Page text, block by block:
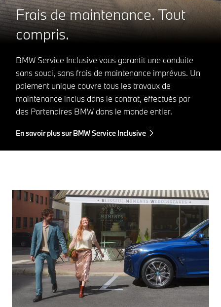
Frais de maintenance. Tout
compris.
BMW Service Inclusive vous garantit une conduite
sans souci, sans frais de maintenance imprévus. Un
paiement unique couvre tous les travaux de
maintenance inclus dans le contrat, effectués par
des Partenaires BMW dans le monde entier.
En savoir plus sur BMW Service Inclusive